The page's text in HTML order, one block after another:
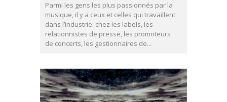
Parmi les gens les plus passionnés par la
musique, il y a ceux et celles qui travaillent
dans l’industrie: chez les labels, les
relationnistes de presse, les promoteurs
de concerts, les gestionnaires de...